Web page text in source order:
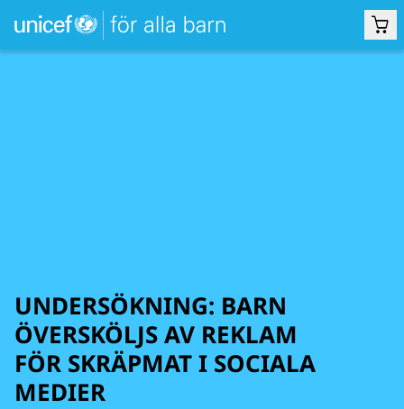
UNDERSÖKNING: BARN
ÖVERSKÖLJS AV REKLAM
FÖR SKRÄPMAT I SOCIALA
MEDIER